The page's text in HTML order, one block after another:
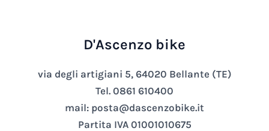
D'Ascenzo bike
via degli artigiani 5, 64020 Bellante (TE)
Tel. 0861 610400
mail: posta@dascenzobike.it
Partita IVA 01001010675